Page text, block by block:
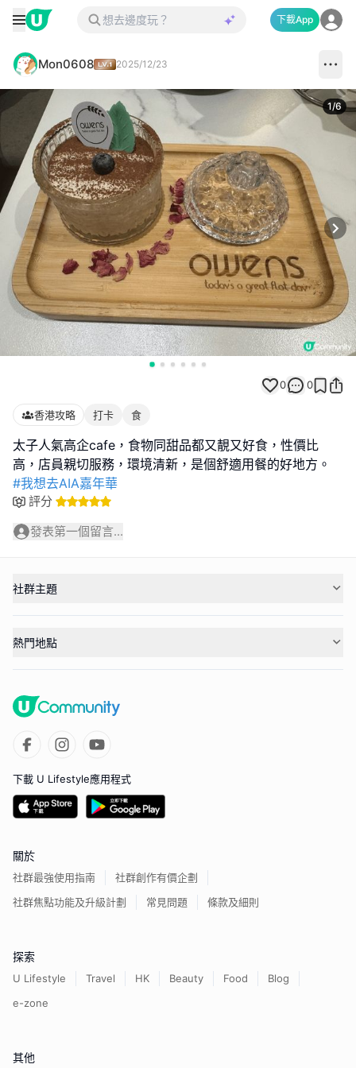
下載App
Mon0608 2025/12/23
1/6
0 0
香港攻略 打卡 食
太子人氣高企cafe，食物同甜品都又靚又好食，性價比
#我想去AIA嘉年華
評分
發表第一個留言...
社群主題
熱門地點
下載 U Lifestyle應用程式
關於
社群最強使用指南
社群創作有價企劃
社群焦點功能及升級計劃
常見問題 條款及細則
探索
U Lifestyle Travel HK Beauty Food
Blog
e-zone
其他